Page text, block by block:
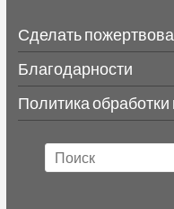
Сделать
Благодарности
Политика